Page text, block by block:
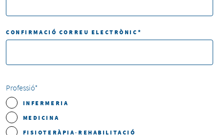
CONFIRMACIÓ CORREU ELECTRÒNIC *
Professió*
INFERMERIA
MEDICINA
FISIOTERÀPIA-REHABILITACIÓ